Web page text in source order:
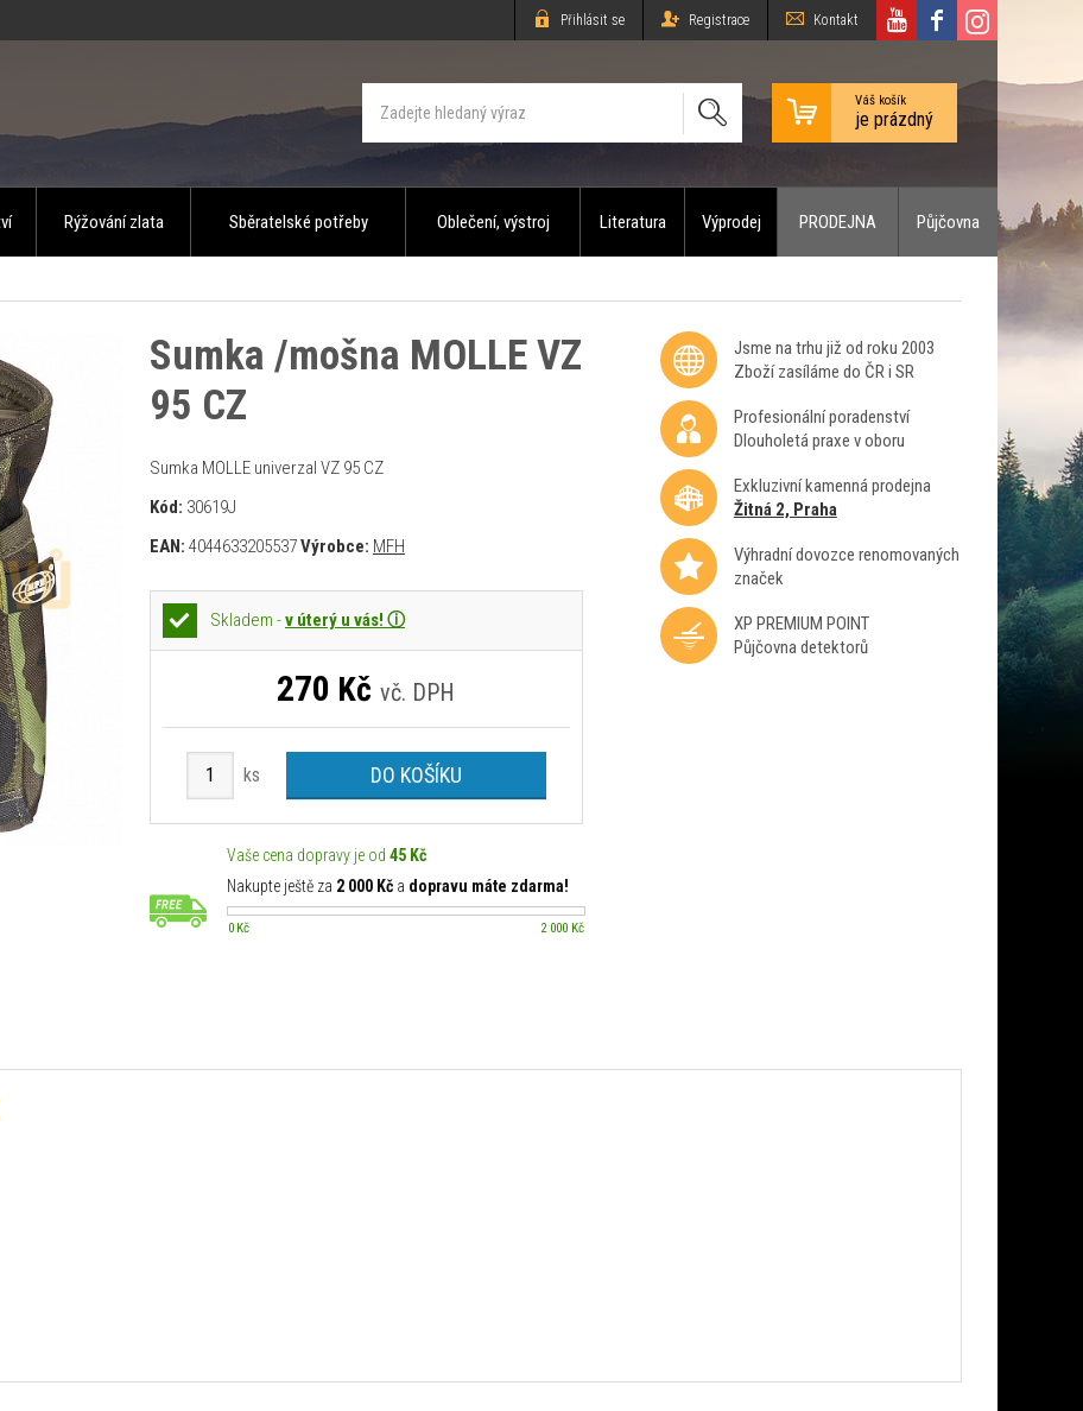
Přihlásit se Registrace Kontakt
Váš košík
je prázdný
Rýžování zlata Sběratelské potřeby Oblečení, výstroj Literatura Výprodej PRODEJNA Půjčovna
Sumka /mošna MOLLE VZ
95 CZ
Sumka MOLLE univerzal VZ 95 CZ
Kód: 30619J
EAN: 4044633205537Výrobce: MFH
Skladem -v úterý u vás! ⓘ
270 Kč vč. DPH
ks DO KOŠÍKU
Vaše cena dopravy je od 45 Kč
Nakupte ještě za 2 000 Kča dopravu máte zdarma!
0 Kč 2 000 Kč
Jsme na trhu již od roku 2003
Zboží zasíláme do ČR i SR
Profesionální poradenství
Dlouholetá praxe v oboru
Exkluzivní kamenná prodejna
Žitná 2, Praha
Výhradní dovozce renomovaných
značek
XP PREMIUM POINT
Půjčovna detektorů